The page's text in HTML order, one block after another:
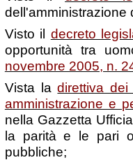
dell'amministrazione
Visto il decreto
opportunità tra
novembre 2005, n.
Vista ladirettiva
amministrazione e
nella Gazzetta
la parità e le pari
pubbliche;